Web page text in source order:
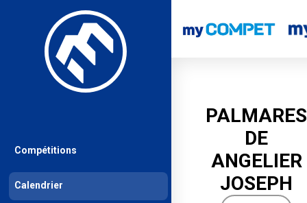
PALMARES
DE
ANGELIER
JOSEPH
Compétitions
Calendrier